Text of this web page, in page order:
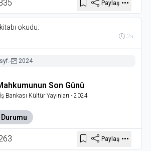
Paylaş
okudu.
2a
- 2024
Son Günü
Bankası Kültür Yayınları - 2024
Paylaş